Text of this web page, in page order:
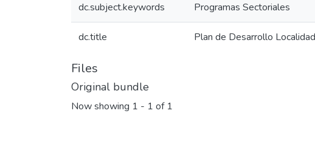
dc.subject.keywords Programas Sectoriales
dc.title Plan de Desarrollo
Files
Original bundle
Now showing 1 - 1 of 1